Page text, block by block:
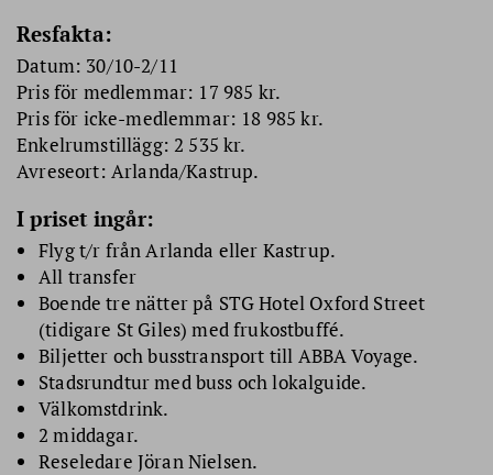
Resfakta:
Datum: 30/10-2/11
Pris för medlemmar: 17 985 kr.
Pris för icke-medlemmar: 18 985 kr.
Enkelrumstillägg: 2 535 kr.
Avreseort: Arlanda/Kastrup.
I priset ingår:
Flyg t/r från Arlanda eller Kastrup.
All transfer
Boende tre nätter på STG Hotel Oxford Street
(tidigare St Giles) med frukostbuffé.
Biljetter och busstransport till ABBA Voyage.
Stadsrundtur med buss och lokalguide.
Välkomstdrink.
2 middagar.
Reseledare Jöran Nielsen.